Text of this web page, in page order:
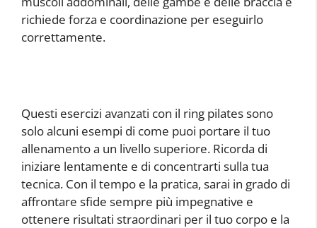
richiede forza e coordinazione per eseguirlo
correttamente.
Questi esercizi avanzati con il ring pilates sono
solo alcuni esempi di come puoi portare il tuo
allenamento a un livello superiore. Ricorda di
iniziare lentamente e di concentrarti sulla tua
tecnica. Con il tempo e la pratica, sarai in grado di
affrontare sfide sempre più impegnative e
ottenere risultati straordinari per il tuo corpo e la